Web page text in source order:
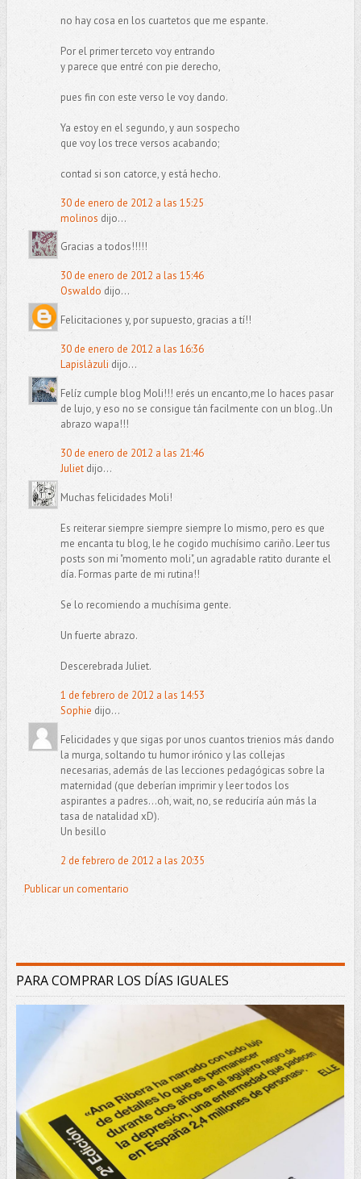
no hay cosa en los cuartetos que me espante.
Por el primer terceto voy entrando
y parece que entré con pie derecho,
pues fin con este verso le voy dando.
Ya estoy en el segundo, y aun sospecho
que voy los trece versos acabando;
contad si son catorce, y está hecho.
30 de enero de 2012 a las 15:25
molinos dijo...
Gracias a todos!!!!!
30 de enero de 2012 a las 15:46
Oswaldo dijo...
Felicitaciones y, por supuesto, gracias a tí!!
30 de enero de 2012 a las 16:36
Lapislàzuli dijo...
Felíz cumple blog Moli!!! erés un encanto,me lo haces pasar
de lujo, y eso no se consigue tán facilmente con un blog..Un
abrazo wapa!!!
30 de enero de 2012 a las 21:46
Julietdijo...
Muchas felicidades Moli!
Es reiterar siempre siempre siempre lo mismo, pero es que
me encanta tu blog, le he cogido muchísimo cariño. Leer tus
posts son mi "momento moli", un agradable ratito durante el
día. Formas parte de mi rutina!!
Se lo recomiendo a muchísima gente.
Un fuerte abrazo.
Descerebrada Juliet.
1 de febrero de 2012 a las 14:53
Sophie dijo...
Felicidades y que sigas por unos cuantos trienios más dando
la murga, soltando tu humor irónico y las collejas
necesarias, además de las lecciones pedagógicas sobre la
maternidad (que deberían imprimir y leer todos los
aspirantes a padres...oh, wait, no, se reduciría aún más la
tasa de natalidad xD).
Un besillo
2 de febrero de 2012 a las 20:35
Publicar un comentario
PARA COMPRAR LOS DÍAS IGUALES